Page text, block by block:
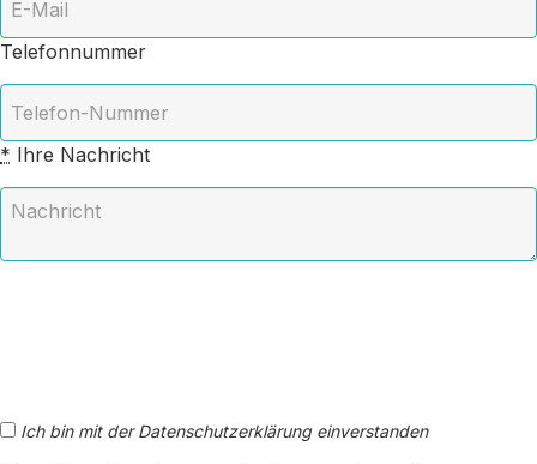
Telefonnummer
* Ihre Nachricht
Ich bin mit der Datenschutzerklärung einverstanden